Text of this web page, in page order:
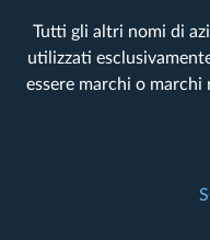
Tutti gli altri nomi di
utilizzati
essere marchi o